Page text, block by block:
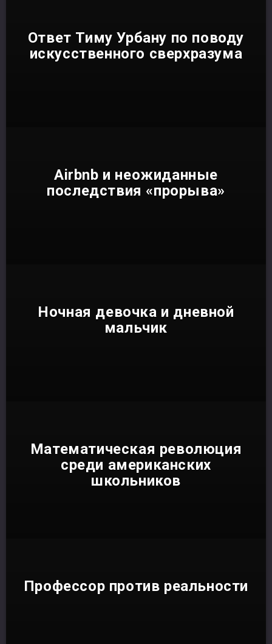
Ответ Тиму Урбану по поводу
искусственного сверхразума
Airbnb и неожиданные
последствия «прорыва»
Ночная девочка и дневной
мальчик
Математическая революция
среди американских
школьников
Профессор против реальности